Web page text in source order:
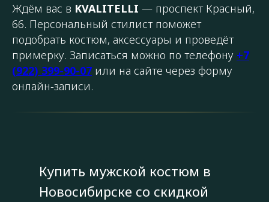
Ждём вас в KVALITELLI — проспект Красный,
66. Персональный стилист поможет
подобрать костюм, аксессуары и проведёт
примерку. Записаться можно по телефону +7
(922) 399-90-07 или на сайте через форму
онлайн-записи.
Купить мужской костюм в
Новосибирске со скидкой